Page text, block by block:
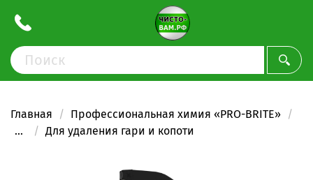
Главная
Профессиональная химия «PRO-BRITE»
...
Для удаления гари и копоти